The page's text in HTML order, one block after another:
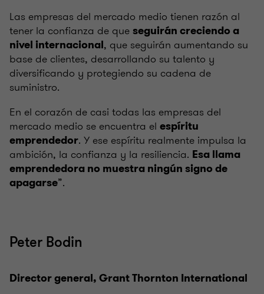
Las empresas del mercado medio tienen razón al
tener la confianza de que seguirán creciendo a
nivel internacional, que seguirán aumentando su
base de clientes, desarrollando su talento y
diversificando y protegiendo su cadena de
suministro.
En el corazón de casi todas las empresas del
mercado medio se encuentra el espíritu
emprendedor. Y ese espíritu realmente impulsa la
ambición, la confianza y la resiliencia. Esa llama
emprendedora no muestra ningún signo de
apagarse”.
Peter Bodin
Director general, Grant Thornton International